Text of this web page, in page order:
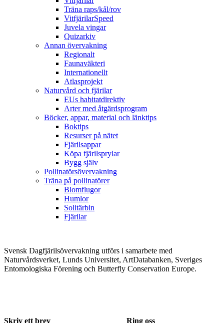
Träna raps/kål/rov
VitfjärilarSpeed
Juvela vingar
Quizarkiv
Annan övervakning
Regionalt
Faunaväkteri
Internationellt
Atlasprojekt
Naturvård och fjärilar
EUs habitatdirektiv
Arter med åtgärdsprogram
Böcker, appar, material och länktips
Boktips
Resurser på nätet
Fjärilsappar
Köpa fjärilsprylar
Bygg själv
Pollinatörsövervakning
Träna på pollinatörer
Blomflugor
Humlor
Solitärbin
Fjärilar
Svensk Dagfjärilsövervakning utförs i samarbete med
Naturvårdsverket, Lunds Universitet, ArtDatabanken, Sveriges
Entomologiska Förening och Butterfly Conservation Europe.
Skriv ett brev Ring oss